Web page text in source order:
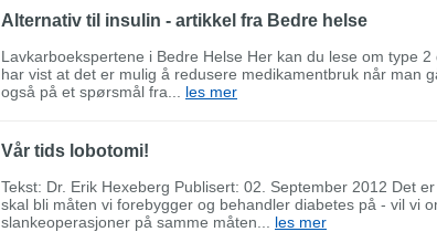
Alternativ til insulin - artikkel fra Bedre helse
Lavkarboekspertene i Bedre Helse Her kan du lese om type
har vist at det er mulig å redusere medikamentbruk når man
også på et spørsmål fra... les mer
Vår tids lobotomi!
Tekst: Dr. Erik Hexeberg Publisert: 02. September 2012 Det
skal bli måten vi forebygger og behandler diabetes på - vil vi
slankeoperasjoner på samme måten... les mer